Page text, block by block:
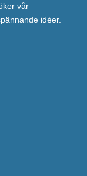
vår
idéer.